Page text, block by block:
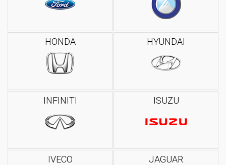
HONDA HYUNDAI
INFINITI ISUZU
IVECO JAGUAR